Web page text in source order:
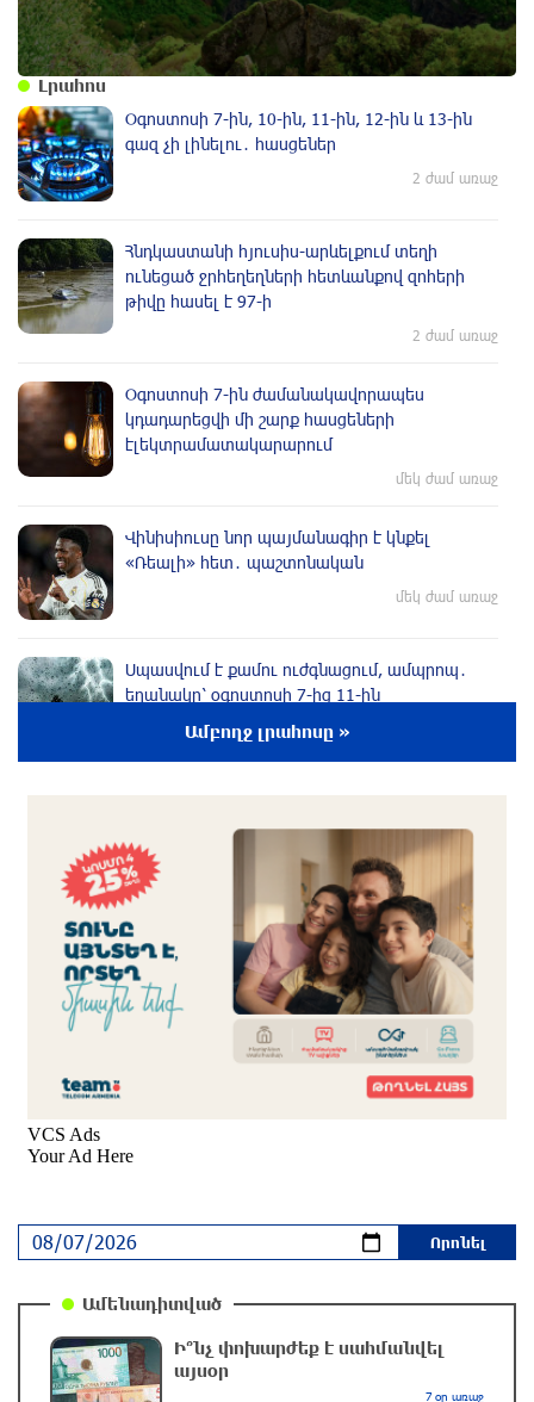
Լրահոս
Օգոստոսի 7-ին, 10-ին, 11-ին, 12-ին և 13-ին
գազ չի լինելու․ հասցեներ
2 ժամ առաջ
Հնդկաստանի հյուսիս-արևելքում տեղի
ունեցած ջրհեղեղների հետևանքով զոհերի
թիվը հասել է 97-ի
2 ժամ առաջ
Օգոստոսի 7-ին ժամանակավորապես
կդադարեցվի մի շարք հասցեների
էլեկտրամատակարարում
մեկ ժամ առաջ
Վինիսիուսը նոր պայմանագիր է կնքել
«Ռեալի» հետ․ պաշտոնական
մեկ ժամ առաջ
Սպասվում է քամու ուժգնացում, ամպրոպ․
եղանակը՝ օգոստոսի 7-ից 11-ին
հարևանությամբ գտնվող աղբավայրում.
կրակն ու ծուխը տեսանելի են մի քանի
կիլոմետրից
33 րոպե առաջ
Հնդկաստանի և Իսրայելի վարչապետները
քննարկել են Մերձավոր Արևելքում տիրող
իրավիճակը
14 րոպե առաջ
տապալվել
Իրանը և Օմանը պլանավորում են փոխել
կառուցվածքը
22 րոպե առաջ
Ամբողջ լրահոսը »
Ամենադիտված
Ի՞նչ փոխարժեք է սահմանվել
այսօր
7 օր առաջ